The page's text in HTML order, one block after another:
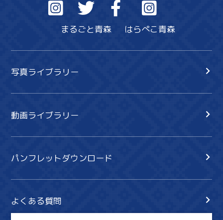
まるごと青森 はらぺこ青森
写真ライブラリー
動画ライブラリー
パンフレットダウンロード
よくある質問